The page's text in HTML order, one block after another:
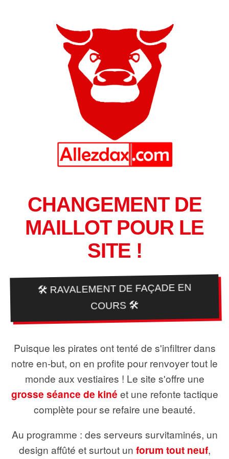
CHANGEMENT DE
MAILLOT POUR LE
SITE !
🛠️ RAVALEMENT DE FAÇADE EN
COURS 🛠️
Puisque les pirates ont tenté de s'infiltrer dans
notre en-but, on en profite pour renvoyer tout le
monde aux vestiaires ! Le site s'offre une
grosse séance de kiné et une refonte tactique
complète pour se refaire une beauté.
Au programme : des serveurs survitaminés, un
design affûté et surtout un forum tout neuf,